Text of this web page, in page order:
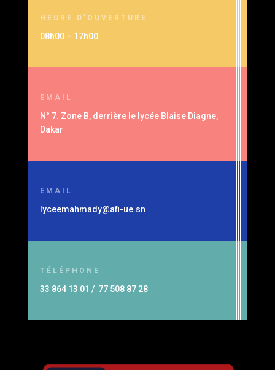
HEURE D’OUVERTURE
08h00 – 17h00
EMAIL
N° 7. Zone B, derrière le lycée Blaise Diagne,
Dakar
EMAIL
lyceemahmady@afi-ue.sn
TÉLÉPHONE
33 864 13 01 / 77 508 87 28